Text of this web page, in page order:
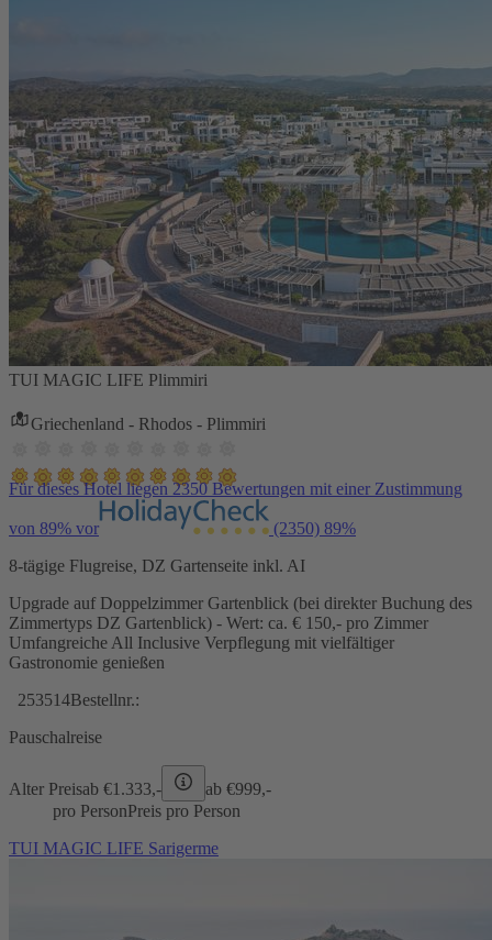
TUI MAGIC LIFE Plimmiri
Griechenland - Rhodos - Plimmiri
Für dieses Hotel liegen 2350 Bewertungen mit einer Zustimmung
von 89% vor (2350) 89%
8-tägige Flugreise, DZ Gartenseite inkl. AI
Upgrade auf Doppelzimmer Gartenblick (bei direkter Buchung des
Zimmertyps DZ Gartenblick) - Wert: ca. € 150,- pro Zimmer
Umfangreiche All Inclusive Verpflegung mit vielfältiger
Gastronomie genießen
253514Bestellnr.:
Pauschalreise
Alter Preisab €1.333,- ab €999,-
pro PersonPreis pro Person
TUI MAGIC LIFE Sarigerme